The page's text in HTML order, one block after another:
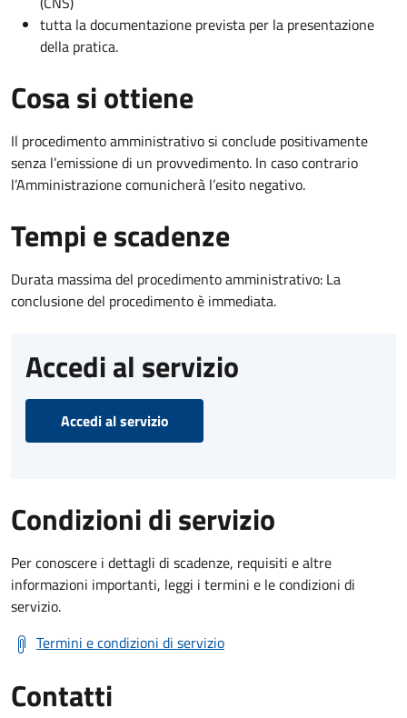
tutta la documentazione prevista per la presentazione
della pratica.
Cosa si ottiene
Il procedimento amministrativo si conclude positivamente
senza l’emissione di un provvedimento. In caso contrario
l’Amministrazione comunicherà l’esito negativo.
Tempi e scadenze
Durata massima del procedimento amministrativo: La
conclusione del procedimento è immediata.
Accedi al servizio
Accedi al servizio
Condizioni di servizio
Per conoscere i dettagli di scadenze, requisiti e altre
informazioni importanti, leggi i termini e le condizioni di
servizio.
Termini e condizioni di servizio
Contatti